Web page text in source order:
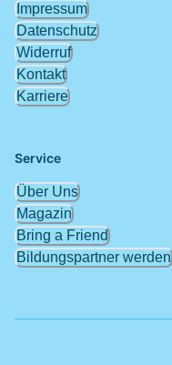
Impressum
Datenschutz
Widerruf
Kontakt
Karriere
Service
Über Uns
Magazin
Bring a Friend
Bildungspartner werden